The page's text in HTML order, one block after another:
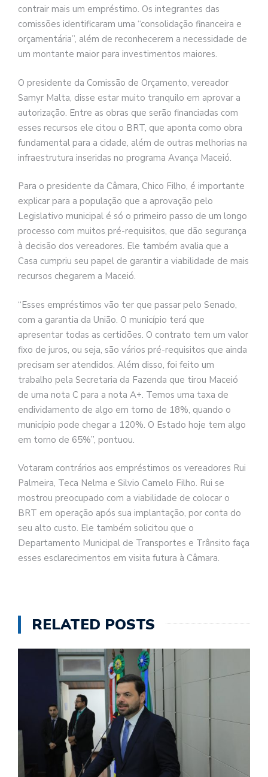
contrair mais um empréstimo. Os integrantes das
comissões identificaram uma “consolidação financeira e
orçamentária”, além de reconhecerem a necessidade de
um montante maior para investimentos maiores.
O presidente da Comissão de Orçamento, vereador
Samyr Malta, disse estar muito tranquilo em aprovar a
autorização. Entre as obras que serão financiadas com
esses recursos ele citou o BRT, que aponta como obra
fundamental para a cidade, além de outras melhorias na
infraestrutura inseridas no programa Avança Maceió.
Para o presidente da Câmara, Chico Filho, é importante
explicar para a população que a aprovação pelo
Legislativo municipal é só o primeiro passo de um longo
processo com muitos pré-requisitos, que dão segurança
à decisão dos vereadores. Ele também avalia que a
Casa cumpriu seu papel de garantir a viabilidade de mais
recursos chegarem a Maceió.
“Esses empréstimos vão ter que passar pelo Senado,
com a garantia da União. O município terá que
apresentar todas as certidões. O contrato tem um valor
fixo de juros, ou seja, são vários pré-requisitos que ainda
precisam ser atendidos. Além disso, foi feito um
trabalho pela Secretaria da Fazenda que tirou Maceió
de uma nota C para a nota A+. Temos uma taxa de
endividamento de algo em torno de 18%, quando o
município pode chegar a 120%. O Estado hoje tem algo
em torno de 65%”, pontuou.
Votaram contrários aos empréstimos os vereadores Rui
Palmeira, Teca Nelma e Silvio Camelo Filho. Rui se
mostrou preocupado com a viabilidade de colocar o
BRT em operação após sua implantação, por conta do
seu alto custo. Ele também solicitou que o
Departamento Municipal de Transportes e Trânsito faça
esses esclarecimentos em visita futura à Câmara.
RELATED POSTS